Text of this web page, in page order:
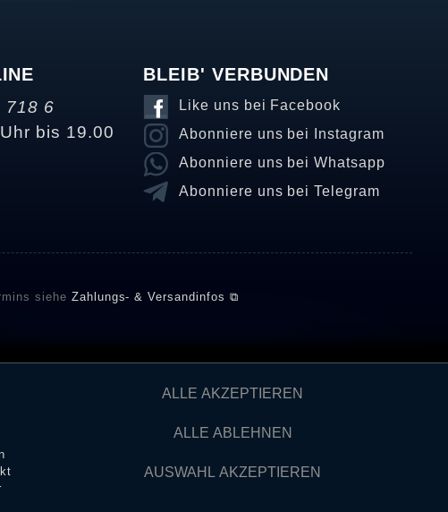
718 6
bis 19.00
BLEIB' VERBUNDEN
Like uns bei Facebook
Abonniere uns bei Instagram
Abonniere uns bei Whatsapp
Abonniere uns bei Telegram
siehe Zahlungs- & Versandinfos ⧉
setzt automatische und manuelle Maßnahmen ein, um
könnten von Verbrauchern stammen, die die Ware oder
verifizieren und über die erfolgte Verifizierung im
ALLE AKZEPTIEREN
ALLE ABLEHNEN
AUSWAHL AKZEPTIEREN